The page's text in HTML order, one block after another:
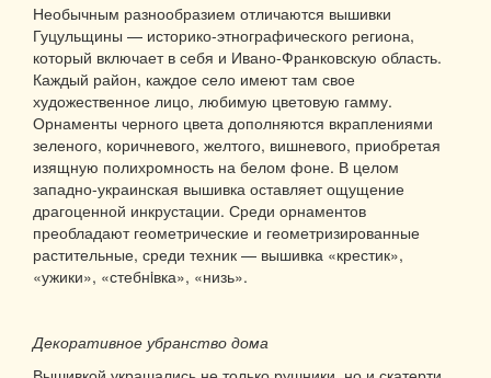
Необычным разнообразием отличаются вышивки
Гуцульщины — историко-этнографического региона,
который включает в себя и Ивано-Франковскую область.
Каждый район, каждое село имеют там свое
художественное лицо, любимую цветовую гамму.
Орнаменты черного цвета дополняются вкраплениями
зеленого, коричневого, желтого, вишневого, приобретая
изящную полихромность на белом фоне. В целом
западно-украинская вышивка оставляет ощущение
драгоценной инкрустации. Среди орнаментов
преобладают геометрические и геометризированные
растительные, среди техник — вышивка «крестик»,
«ужики», «стебнiвка», «низь».
Декоративное убранство дома